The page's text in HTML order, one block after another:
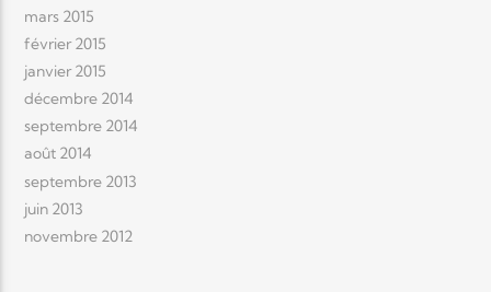
mars 2015
février 2015
janvier 2015
décembre 2014
septembre 2014
août 2014
septembre 2013
juin 2013
novembre 2012